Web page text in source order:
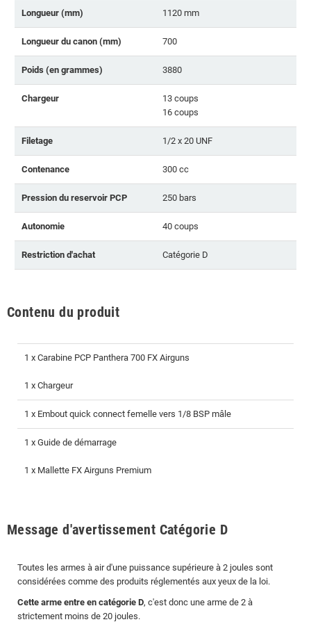
Longueur (mm) 1120 mm
Longueur du canon (mm) 700
Poids (en grammes) 3880
Chargeur
13 coups
16 coups
Filetage 1/2 x 20 UNF
Contenance 300 cc
Pression du reservoir PCP 250 bars
Autonomie 40 coups
Restriction d'achat Catégorie D
Contenu du produit
1 x Carabine PCP Panthera 700 FX Airguns
1 x Chargeur
1 x Embout quick connect femelle vers 1/8 BSP mâle
1 x Guide de démarrage
1 x Mallette FX Airguns Premium
Message d'avertissement Catégorie D
Toutes les armes à air d'une puissance supérieure à 2 joules sont
considérées comme des produits réglementés aux yeux de la loi.
Cette arme entre en catégorie D, c'est donc une arme de 2 à
strictement moins de 20 joules.